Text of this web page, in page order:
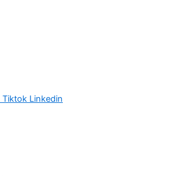
Tiktok Linkedin